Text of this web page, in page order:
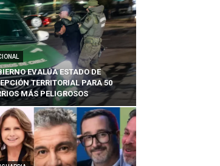
EVALÚA ESTADO DE
TERRITORIAL PARA 50
MÁS PELIGROSOS